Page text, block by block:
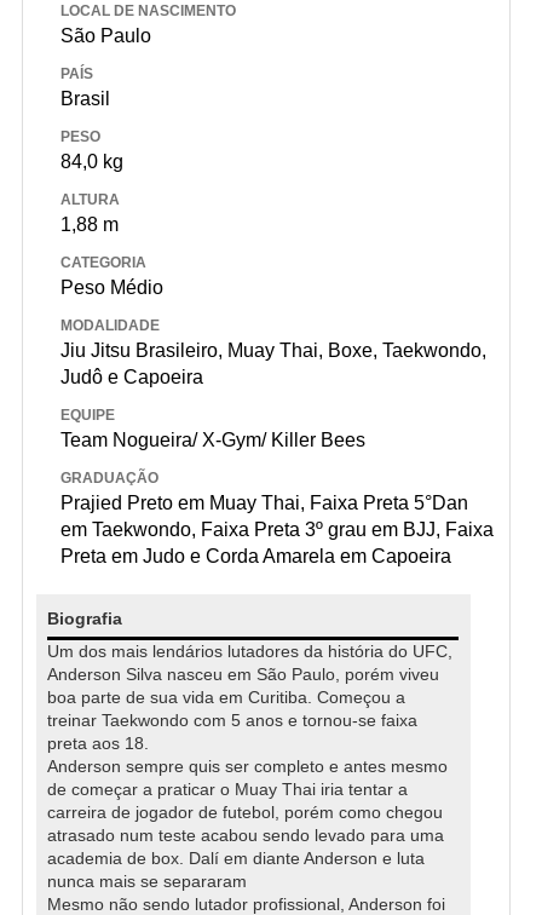
LOCAL DE NASCIMENTO
São Paulo
PAÍS
Brasil
PESO
84,0 kg
ALTURA
1,88 m
CATEGORIA
Peso Médio
MODALIDADE
Jiu Jitsu Brasileiro, Muay Thai, Boxe, Taekwondo,
Judô e Capoeira
EQUIPE
Team Nogueira/ X-Gym/ Killer Bees
GRADUAÇÃO
Prajied Preto em Muay Thai, Faixa Preta 5°Dan
em Taekwondo, Faixa Preta 3º grau em BJJ, Faixa
Preta em Judo e Corda Amarela em Capoeira
Biografia
Um dos mais lendários lutadores da história do UFC,
Anderson Silva nasceu em São Paulo, porém viveu
boa parte de sua vida em Curitiba. Começou a
treinar Taekwondo com 5 anos e tornou-se faixa
preta aos 18.
Anderson sempre quis ser completo e antes mesmo
de começar a praticar o Muay Thai iria tentar a
carreira de jogador de futebol, porém como chegou
atrasado num teste acabou sendo levado para uma
academia de box. Dalí em diante Anderson e luta
nunca mais se separaram
Mesmo não sendo lutador profissional, Anderson foi